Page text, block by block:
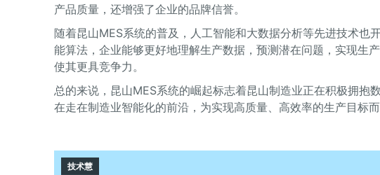
产品质量，还增强了企业的品牌信誉。
随着昆山MES系统的普及，人工智能和大数据分析等先进技术也
能算法，企业能够更好地理解生产数据，预测潜在问题，实现生
使其更具竞争力。
总的来说，昆山MES系统的崛起标志着昆山制造业正在积极拥抱
在走在制造业智能化的前沿，为实现高质量、高效率的生产目标而
技术慧